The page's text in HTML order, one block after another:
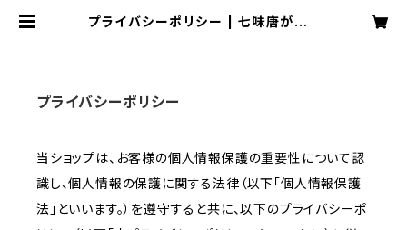
プライバシーポリシー | 七味唐がらし
プライバシーポリシー
当ショップは、お客様の個人情報保護の重要性について認
識し、個人情報の保護に関する法律（以下「個人情報保護
法」といいます。）を遵守すると共に、以下のプライバシーポ